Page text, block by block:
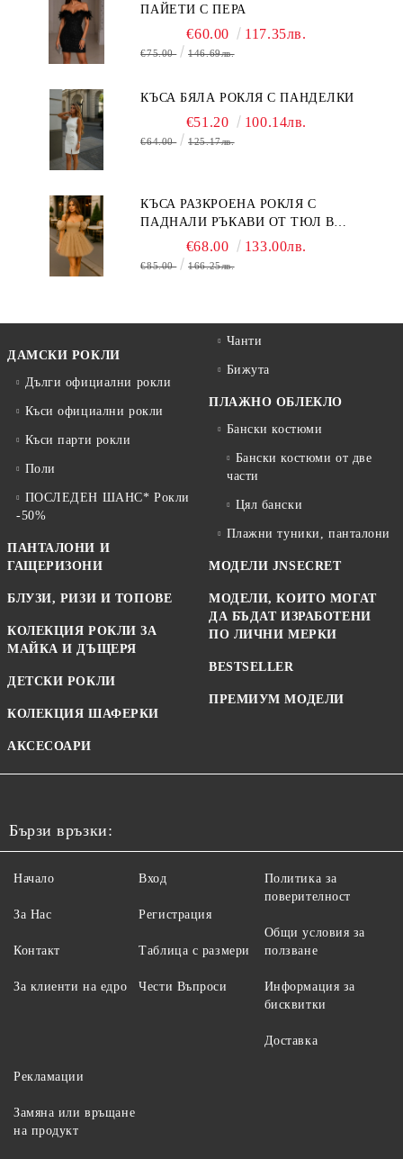
ПАЙЕТИ С ПЕРА
€60.00 117.35лв.
€75.00 146.69лв.
КЪСА БЯЛА РОКЛЯ С ПАНДЕЛКИ
€51.20 100.14лв.
€64.00 125.17лв.
КЪСА РАЗКРОЕНА РОКЛЯ С
ПАДНАЛИ РЪКАВИ ОТ ТЮЛ В
БЕЖОВО€68.00 133.00лв.
€85.00 166.25лв.
ДАМСКИ РОКЛИ
Дълги официални рокли
Къси официални рокли
Къси парти рокли
Поли
ПОСЛЕДЕН ШАНС* Рокли
-50%
ПАНТАЛОНИ И
ГАЩЕРИЗОНИ
БЛУЗИ, РИЗИ И ТОПОВЕ
КОЛЕКЦИЯ РОКЛИ ЗА
МАЙКА И ДЪЩЕРЯ
ДЕТСКИ РОКЛИ
КОЛЕКЦИЯ ШАФЕРКИ
АКСЕСОАРИ
Чанти
Бижута
ПЛАЖНО ОБЛЕКЛО
Бански костюми
Бански костюми от две
части
Цял бански
Плажни туники, панталони
МОДЕЛИ JNSECRET
МОДЕЛИ, КОИТО МОГАТ
ДА БЪДАТ ИЗРАБОТЕНИ
ПО ЛИЧНИ МЕРКИ
BESTSELLER
ПРЕМИУМ МОДЕЛИ
Бързи връзки:
Начало
За Нас
Контакт
За клиенти на едро
Вход
Регистрация
Таблица с размери
Чести Въпроси
Политика за
поверителност
Общи условия за
ползване
Информация за
бисквитки
Доставка
Рекламации
Замяна или връщане
на продукт